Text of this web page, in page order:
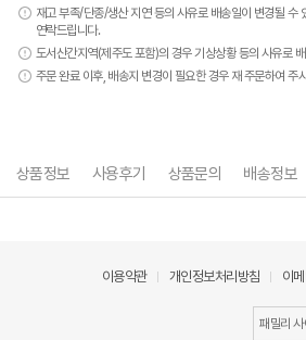
재고 부족/단종/생산 지연 등의 사유로 배송일이 변경될 수
연락드립니다.
도서산간지역(제주도 포함)의 경우 기상상황 등의 사유로
주문 완료 이후, 배송지 변경이 필요한 경우 재 주문하여 주
상품정보 사용후기 상품문의 배송정보
이용약관 개인정보처리방침 이